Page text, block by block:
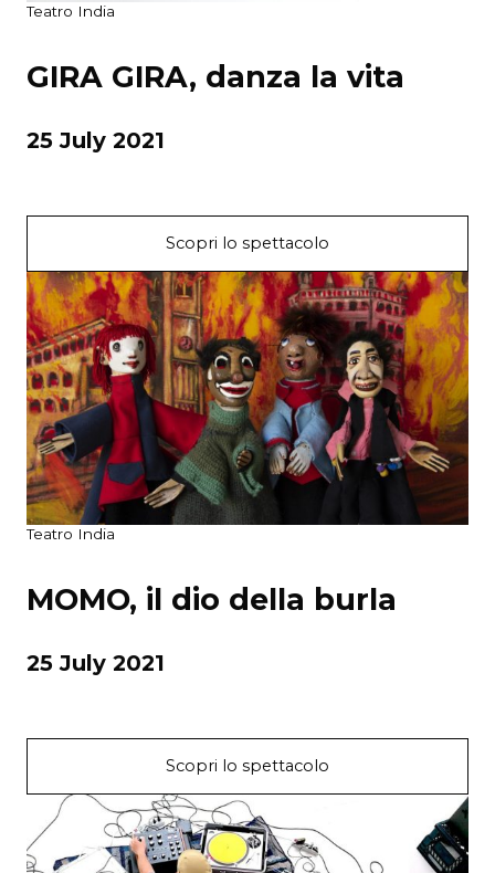
Teatro India
GIRA GIRA, danza la vita
25 July 2021
Scopri lo spettacolo
Teatro India
MOMO, il dio della burla
25 July 2021
Scopri lo spettacolo